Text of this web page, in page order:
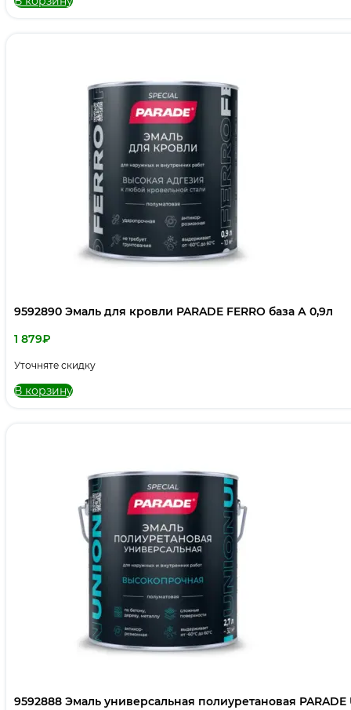
9592890 Эмаль для кровли PARADE FERRO база А 0,9л
1 879₽
Уточняте скидку
В корзину
9592888 Эмаль универсальная полиуретановая PARADE